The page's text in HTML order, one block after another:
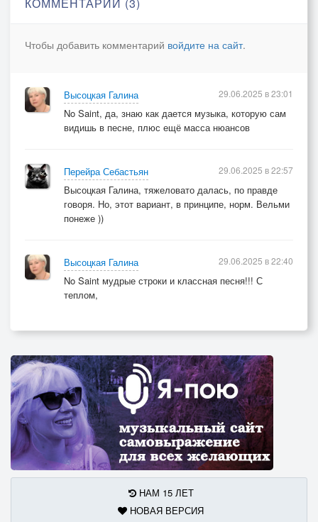
Не палач, не судья, не святой и не грешник, не
звук шагов оборвётся, со струн похищая
финальный аккорд.
Не услышать дыханья и сердцебиения не
различить.
Что ни ночь, что ни день он со мной, словно тень.
Ветер - призрак, готовый задуть жизнь мою
Чтобы добавить комментарий войдите на сайт.
Высоцкая Галина
No Saint, да, знаю как дается музыка, которую сам
видишь в песне, плюс ещё масса нюансов
29.06.2025 в 23:01
Перейра Себастьян
Высоцкая Галина, тяжеловато далась, по правде
говоря. Но, этот вариант, в принципе, норм. Вельми
понеже ))
29.06.2025 в 22:57
Высоцкая Галина
No Saint мудрые строки и классная песня!!! С
теплом,
29.06.2025 в 22:40
НАМ 15 ЛЕТ
НОВАЯ ВЕРСИЯ